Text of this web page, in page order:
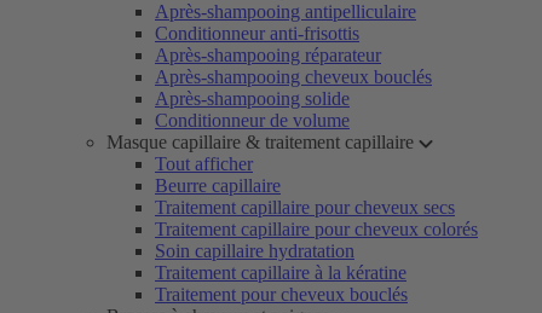
Après-shampooing antipelliculaire
Conditionneur anti-frisottis
Après-shampooing réparateur
Après-shampooing cheveux bouclés
Après-shampooing solide
Conditionneur de volume
Masque capillaire & traitement capillaire
Tout afficher
Beurre capillaire
Traitement capillaire pour cheveux secs
Traitement capillaire pour cheveux colorés
Soin capillaire hydratation
Traitement capillaire à la kératine
Traitement pour cheveux bouclés